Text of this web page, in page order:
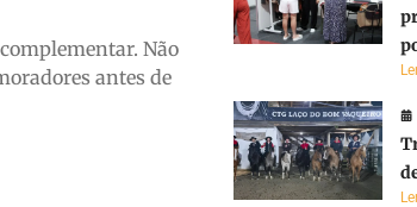
Não
antes de